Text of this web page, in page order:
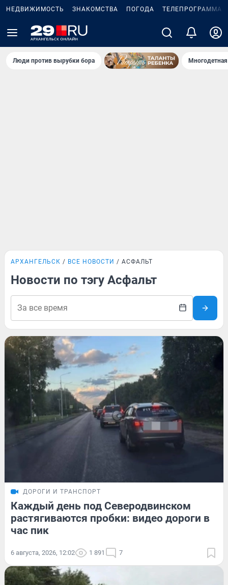
НЕДВИЖИМОСТЬ ЗНАКОМСТВА ПОГОДА ТЕЛЕПРОГРАММА
Люди против вырубки бора
АРХАНГЕЛЬСК ВСЕ НОВОСТИ АСФАЛЬТ
Новости по тэгу Асфальт
ДОРОГИ И ТРАНСПОРТ
Каждый день под Северодвинском
растягиваются пробки: видео дороги в
час пик
6 августа, 2026, 12:02 1 891 7